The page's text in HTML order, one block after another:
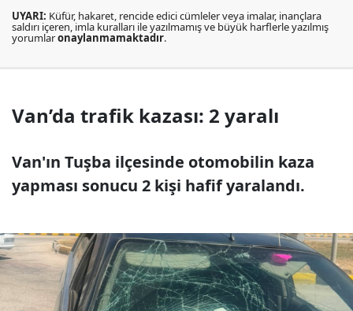
UYARI: Küfür, hakaret, rencide edici cümleler veya imalar, inançlara
saldırı içeren, imla kuralları ile yazılmamış ve büyük harflerle yazılmış
yorumlaronaylanmamaktadır.
Van’da trafik kazası: 2 yaralı
Van'ın Tuşba ilçesinde otomobilin kaza
yapması sonucu 2 kişi hafif yaralandı.